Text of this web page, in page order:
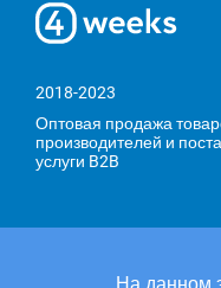
На данном
2018-2023
Оптовая продажа
производителей и
услуги B2B